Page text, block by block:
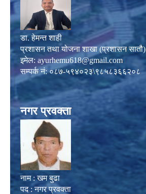
डा. हेमन्त शाही
प्रशासन तथा योजना शाखा (प्रशासन सातौ)
इमेल: ayurhemu618@gmail.com
सम्पर्क नं: ०८७-५९४०२३\९८५८३६६२०८
नगर प्रवक्ता
नाम : खम बुढा
पद : नगर प्रवक्ता